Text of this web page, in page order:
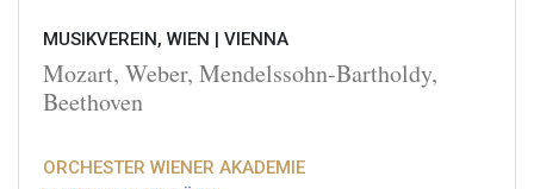
MUSIKVEREIN, WIEN | VIENNA
Mozart, Weber, Mendelssohn-Bartholdy,
Beethoven
ORCHESTER WIENER AKADEMIE